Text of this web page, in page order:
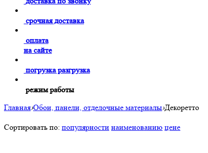
срочная доставка
оплата
на сайте
погрузка разгрузка
режим работы
Главная›Обои, панели, отделочные материалы›Декоретто
Сортировать по: популярности наименованию цене